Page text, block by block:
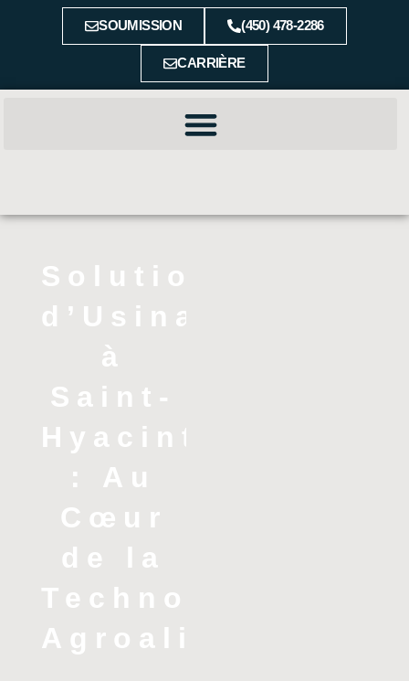
(450) 478-2286
SOUMISSION
CARRIÈRE
Solutions
d’Usinage
à
Saint-
Hyacinthe
: Au
Cœur
de la
Technopole
Agroalimentaire